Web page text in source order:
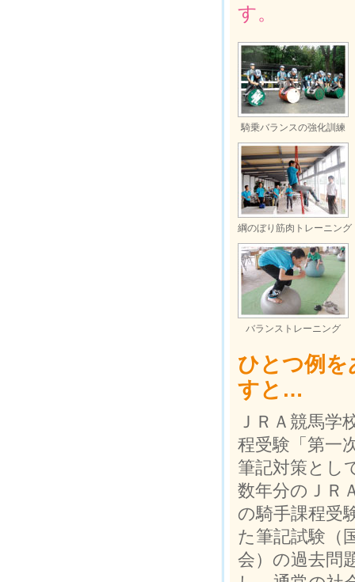
す。
騎乗バランスの強化訓練
綱のぼり筋肉トレーニング
バランストレーニング
ひとつ例を
すと…
ＪＲＡ競馬学
程受験「第一
筆記対策とし
数年分のＪＲ
の騎手課程受
た筆記試験（
会）の過去問